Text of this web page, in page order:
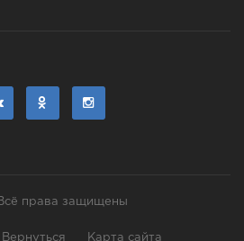
Всё права защищены
Вернуться Карта сайта